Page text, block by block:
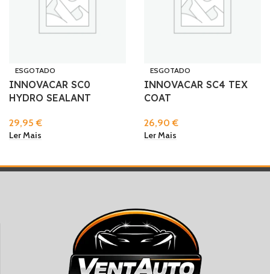
ESGOTADO
INNOVACAR SC0
HYDRO SEALANT
29,95€
Ler Mais
ESGOTADO
INNOVACAR SC4 TEX
COAT
26,90€
Ler Mais